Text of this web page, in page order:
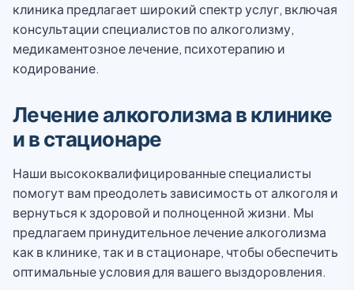
клиника предлагает широкий спектр услуг, включая
консультации специалистов по алкоголизму,
медикаментозное лечение, психотерапию и
кодирование.
Лечение алкоголизма в клинике
и в стационаре
Наши высококвалифицированные специалисты
помогут вам преодолеть зависимость от алкоголя и
вернуться к здоровой и полноценной жизни. Мы
предлагаем принудительное лечение алкоголизма
как в клинике, так и в стационаре, чтобы обеспечить
оптимальные условия для вашего выздоровления.